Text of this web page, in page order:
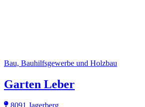
Bau, Bauhilfsgewerbe und Holzbau
Garten Leber